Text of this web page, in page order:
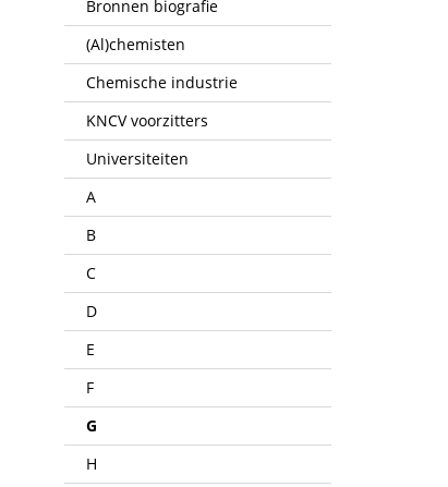
Bronnen biografie
(Al)chemisten
Chemische industrie
KNCV voorzitters
Universiteiten
A
B
C
D
E
F
G
H